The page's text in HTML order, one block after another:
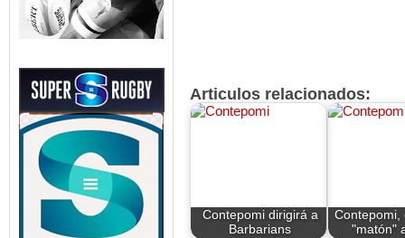
Articulos relacionados:
Contepomi dirigirá a
Barbarians
Contepomi,
"matón"